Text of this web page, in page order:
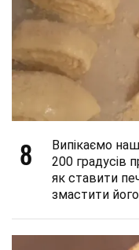
8
Випікаємо
200 градусів
як ставити
змастити